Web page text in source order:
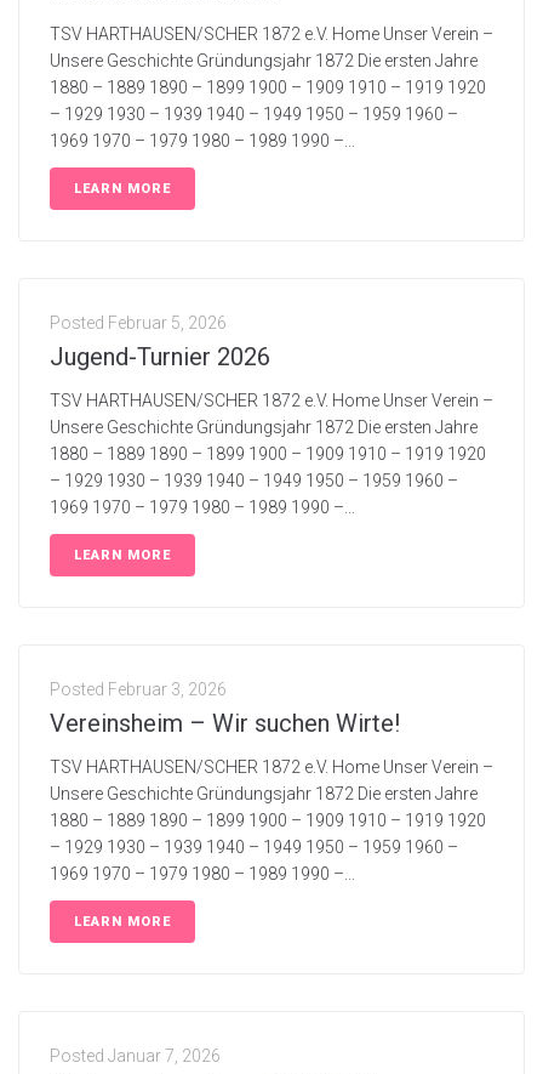
TSV HARTHAUSEN/SCHER 1872 e.V. Home Unser Verein –
Unsere Geschichte Gründungsjahr 1872 Die ersten Jahre
1880 – 1889 1890 – 1899 1900 – 1909 1910 – 1919 1920
– 1929 1930 – 1939 1940 – 1949 1950 – 1959 1960 –
1969 1970 – 1979 1980 – 1989 1990 –...
LEARN MORE
Posted Februar 5, 2026
Jugend-Turnier 2026
TSV HARTHAUSEN/SCHER 1872 e.V. Home Unser Verein –
Unsere Geschichte Gründungsjahr 1872 Die ersten Jahre
1880 – 1889 1890 – 1899 1900 – 1909 1910 – 1919 1920
– 1929 1930 – 1939 1940 – 1949 1950 – 1959 1960 –
1969 1970 – 1979 1980 – 1989 1990 –...
LEARN MORE
Posted Februar 3, 2026
Vereinsheim – Wir suchen Wirte!
TSV HARTHAUSEN/SCHER 1872 e.V. Home Unser Verein –
Unsere Geschichte Gründungsjahr 1872 Die ersten Jahre
1880 – 1889 1890 – 1899 1900 – 1909 1910 – 1919 1920
– 1929 1930 – 1939 1940 – 1949 1950 – 1959 1960 –
1969 1970 – 1979 1980 – 1989 1990 –...
LEARN MORE
Posted Januar 7, 2026